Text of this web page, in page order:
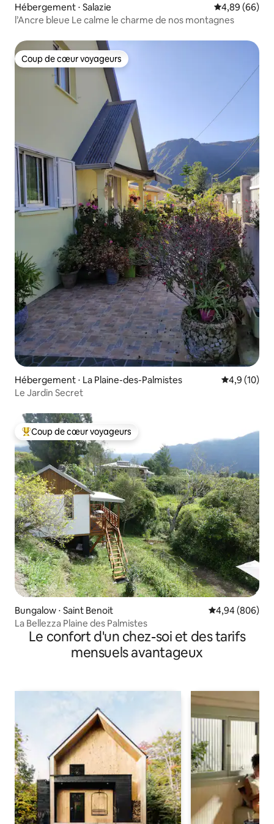
Hébergement ⋅ Salazie Évaluation
4,89 (66)
l’Ancre bleue Le calme le charme de nos montagnes
Coup de cœur voyageurs
Coup de cœur voyageurs
Hébergement ⋅ La Plaine-des-Palmistes Évaluation
4,9 (10)
Le Jardin Secret
Coups de cœur voyageurs les plus appréciés
Coup de cœur voyageurs
Bungalow ⋅ Saint Benoit Évaluation
4,94 (806)
La Bellezza Plaine des Palmistes
Le confort d'un chez-soi et des tarifs
mensuels avantageux